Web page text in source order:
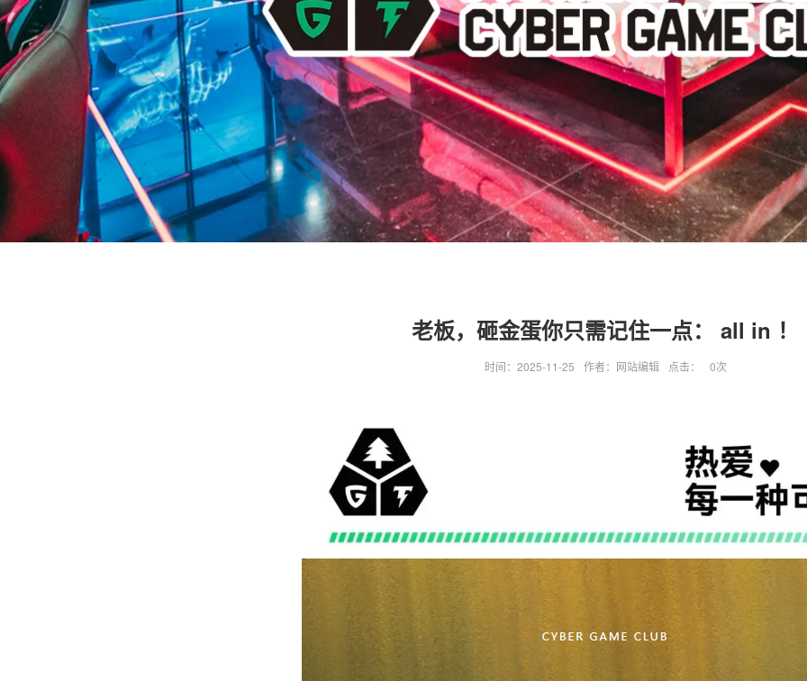
老板，砸金蛋你只需记住一点： all in ！
时间：2025-11-25 作者：网站编辑 点击： 0次